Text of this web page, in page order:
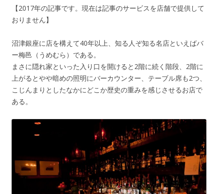
【2017年の記事です。現在は記事のサービスを店舗で提供して
おりません】
沼津銀座に店を構えて40年以上、知る人ぞ知る名店といえばバ
ー梅邑（うめむら）である。
まさに隠れ家といった入り口を開けると2階に続く階段、2階に
上がるとやや暗めの照明にバーカウンター、テーブル席も2つ、
こじんまりとしたなかにどこか歴史の重みを感じさせるお店で
ある。